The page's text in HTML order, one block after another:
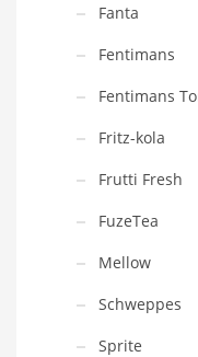
Fanta
Fentimans
Fentimans
Fritz-kola
Frutti Fresh
FuzeTea
Mellow
Schweppes
Sprite